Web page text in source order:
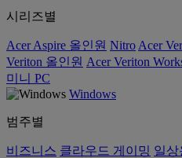
시리즈별
Acer Aspire 올인원 Nitro Acer
Veriton 올인원 Acer Veriton
미니 PC
Windows
범주별
비즈니스 클라우드 게이밍 일상